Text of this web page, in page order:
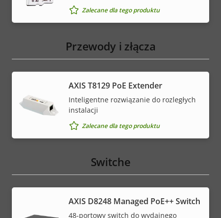
Zalecane dla tego produktu
Przewody i złącza
AXIS T8129 PoE Extender
Inteligentne rozwiązanie do rozległych
instalacji
Zalecane dla tego produktu
Switche
AXIS D8248 Managed PoE++ Switch
48-portowy switch do wydajnego